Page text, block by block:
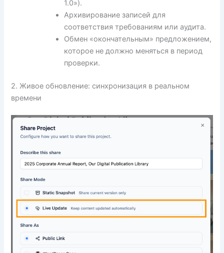
1.0»).
Архивирование записей для
соответствия требованиям или аудита.
Обмен «окончательным» предложением,
которое не должно меняться в период
проверки.
2. Живое обновление: синхронизация в реальном
времени